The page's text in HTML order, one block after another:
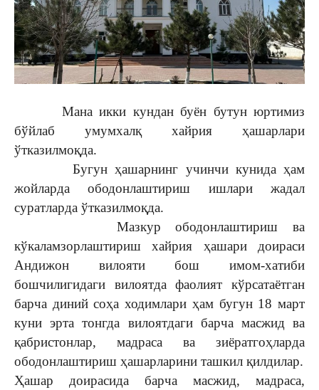
Мана икки кундан буён бутун юртимиз
бўйлаб умумхалқ хайрия ҳашарлари
ўтказилмоқда.
Бугун ҳашарнинг учинчи кунида ҳам
жойларда ободонлаштириш ишлари жадал
суратларда ўтказилмоқда.
Мазкур ободонлаштириш ва
кўкаламзорлаштириш хайрия ҳашари доираси
Андижон вилояти бош имом-хатиби
бошчилигидаги вилоятда фаолият кўрсатаётган
барча диний соҳа ходимлари ҳам бугун 18 март
куни эрта тонгда вилоятдаги барча масжид ва
қабристонлар, мадраса ва зиёратгоҳларда
ободонлаштириш ҳашарларини ташкил қилдилар.
Ҳашар доирасида барча масжид, мадраса,